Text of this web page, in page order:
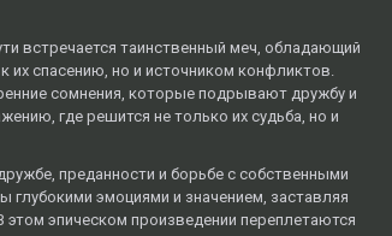
встречается таинственный меч, обладающий
их спасению, но и источником конфликтов.
сомнения, которые подрывают дружбу и
где решится не только их судьба, но и
преданности и борьбе с собственными
эмоциями и значением, заставляя
этом эпическом произведении переплетаются